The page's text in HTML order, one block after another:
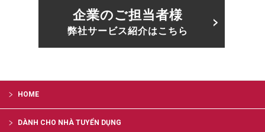
企業のご担当者様
弊社サービス紹介はこちら
HOME
DÀNH CHO NHÀ TUYỂN DỤNG